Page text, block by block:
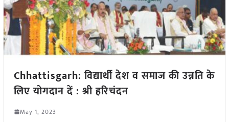
Chhattisgarh: विद्यार्थी देश व समाज की उन्नति के
लिए योगदान दें : श्री हरिचंदन
May 1, 2023